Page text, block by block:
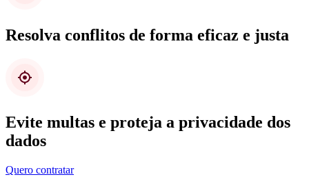
Resolva conflitos de forma eficaz e justa
Evite multas e proteja a privacidade dos
dados
Quero contratar